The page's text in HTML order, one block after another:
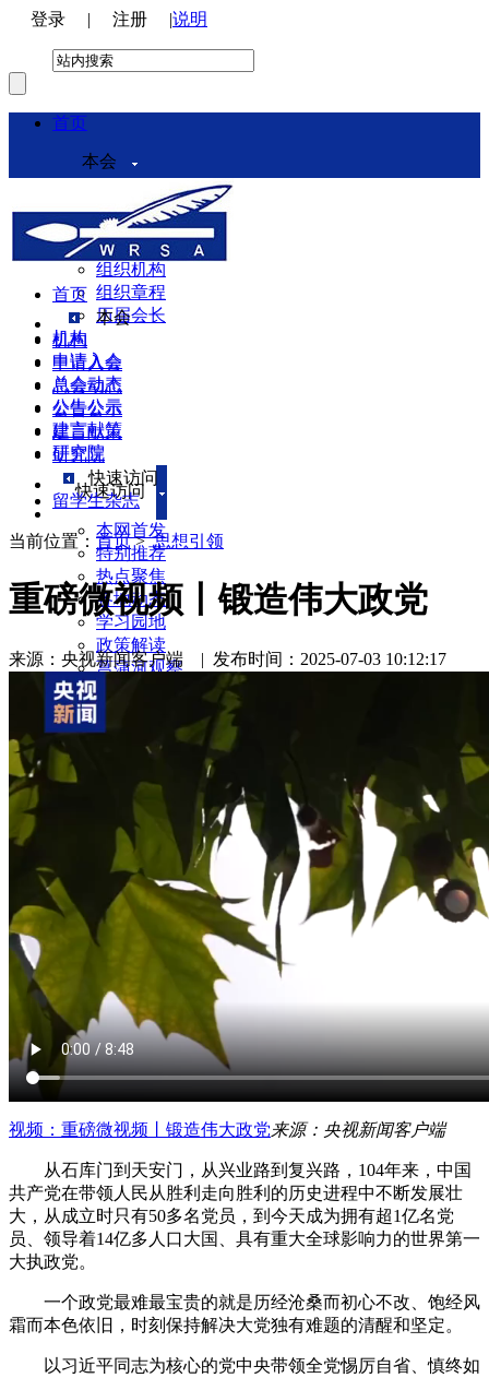
登录 | 注册 |说明
首页
本会
本会介绍
领导机构
理事会
组织机构
组织章程
历届会长
机构
申请入会
总会动态
公告公示
建言献策
研究院
快速访问
本网首发
特别推荐
热点聚焦
各地动态
学习园地
政策解读
菖蒲河观察
留学信息
专题
海归故事
民间外交
服务社会
每周访谈
新闻回音
留学生杂志
首页
本会
机构
申请入会
总会动态
公告公示
建言献策
研究院
快速访问
留学生杂志
当前位置： 首页>思想引领
重磅微视频丨锻造伟大政党
来源：央视新闻客户端 | 发布时间：2025-07-03 10:12:17
视频：重磅微视频丨锻造伟大政党来源：央视新闻客户端
从石库门到天安门，从兴业路到复兴路，104年来，中国
共产党在带领人民从胜利走向胜利的历史进程中不断发展壮
大，从成立时只有50多名党员，到今天成为拥有超1亿名党
员、领导着14亿多人口大国、具有重大全球影响力的世界第一
大执政党。
一个政党最难最宝贵的就是历经沧桑而初心不改、饱经风
霜而本色依旧，时刻保持解决大党独有难题的清醒和坚定。
以习近平同志为核心的党中央带领全党惕厉自省、慎终如